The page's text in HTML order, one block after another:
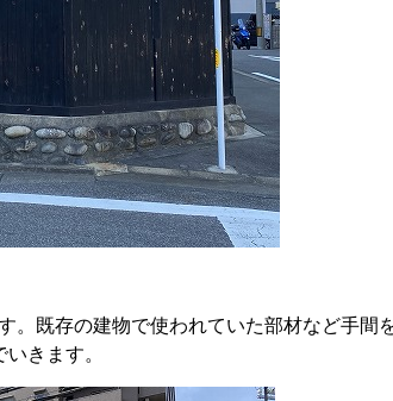
。既存の建物で使われていた部材など手間
きます。